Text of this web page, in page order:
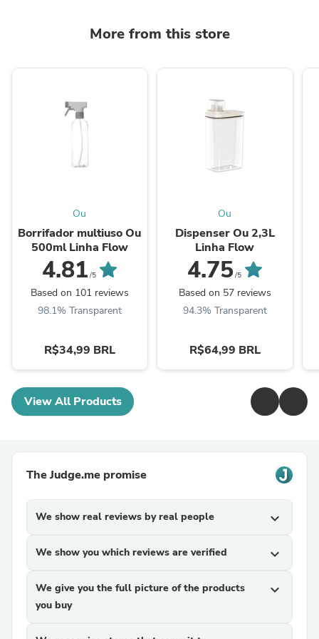
More from this store
Ou
Borrifador multiuso Ou
500ml Linha Flow
4.81 /5
Based on 101 reviews
98.1% Transparent
R$34,99 BRL
Ou
Dispenser Ou 2,3L
Linha Flow
4.75/5
Based on 57 reviews
94.3% Transparent
R$64,99 BRL
View All Products
The Judge.me promise
We show real reviews by real people expand_more
We show you which reviews are verified expand_more
We give you the full picture of the products
you buy
expand_more